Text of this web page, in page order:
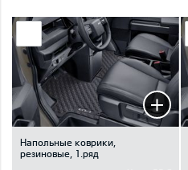
Напольные коврики,
резиновые, 1.ряд